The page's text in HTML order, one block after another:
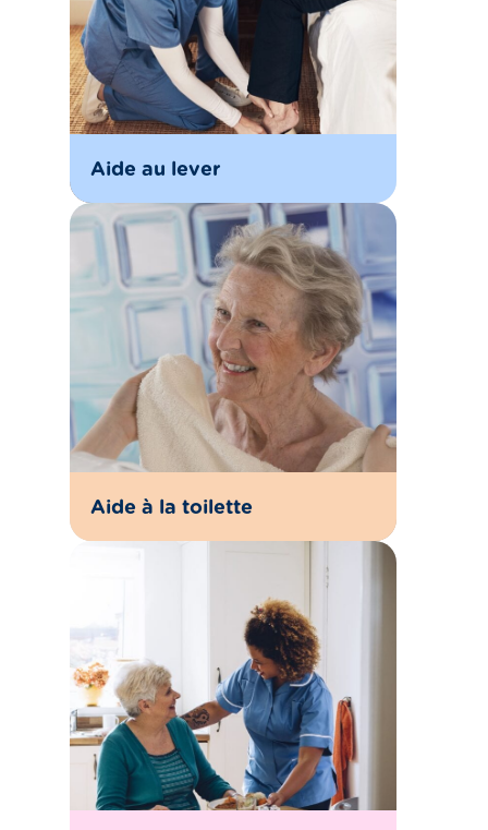
Aide au lever
Aide à la toilette